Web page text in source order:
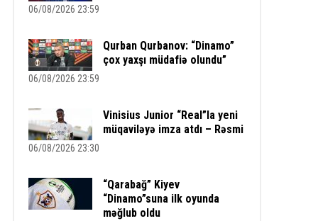
06/08/2026 23:59
Qurban Qurbanov: “Dinamo”
çox yaxşı müdafiə olundu”
06/08/2026 23:59
Vinisius Junior “Real”la yeni
müqaviləyə imza atdı – Rəsmi
06/08/2026 23:30
“Qarabağ” Kiyev
“Dinamo”suna ilk oyunda
məğlub oldu